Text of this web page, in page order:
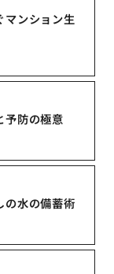
マンション生
予防の極意
の水の備蓄術